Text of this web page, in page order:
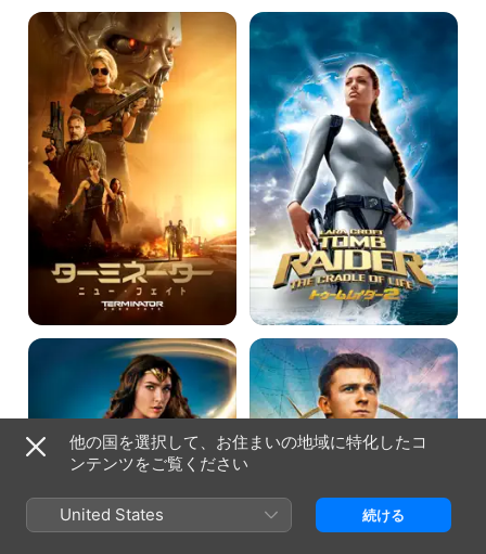
タ
ー：
ニ
ュ
ー・
フ
ェ
イ
ト
ゥ
イ
ダ
2
ワ
ウ
ー
マ
ア
ン
チ
ャ
ー
テ
ッ
他の国を選択して、お住まいの地域に特化したコ
ンテンツをご覧ください
United States 続ける